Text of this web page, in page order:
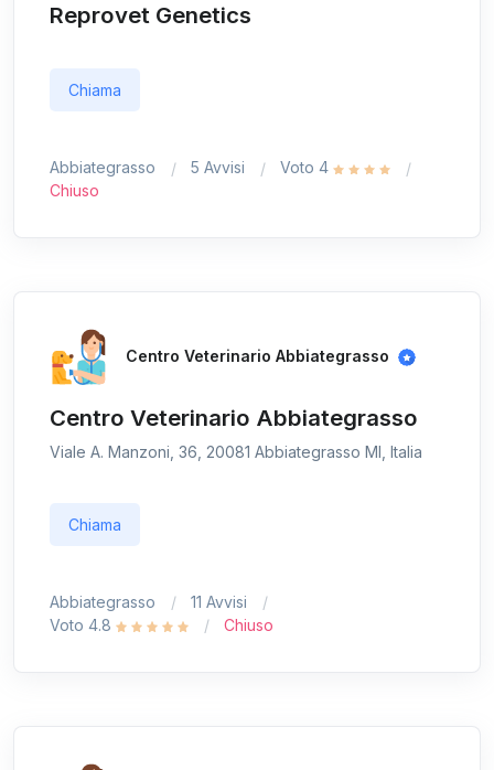
Reprovet Genetics
Chiama
Abbiategrasso 5 Avvisi
Voto 4
Chiuso
Centro Veterinario Abbiategrasso
Centro Veterinario Abbiategrasso
Viale A. Manzoni, 36, 20081 Abbiategrasso MI, Italia
Chiama
Abbiategrasso
11 Avvisi
Voto 4.8
Chiuso